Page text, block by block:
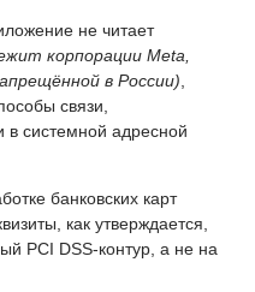
не читает
корпорации Meta,
в России),
связи,
системной адресной
банковских карт
как утверждается,
PCI DSS-контур, а не на